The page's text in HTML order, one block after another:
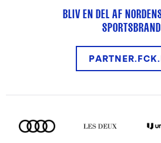
BLIV EN DEL AF
SPORTSBRAND